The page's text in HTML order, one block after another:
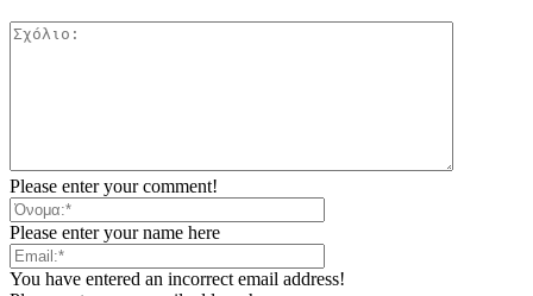
Please enter your comment!
Please enter your name here
You have entered an incorrect email address!